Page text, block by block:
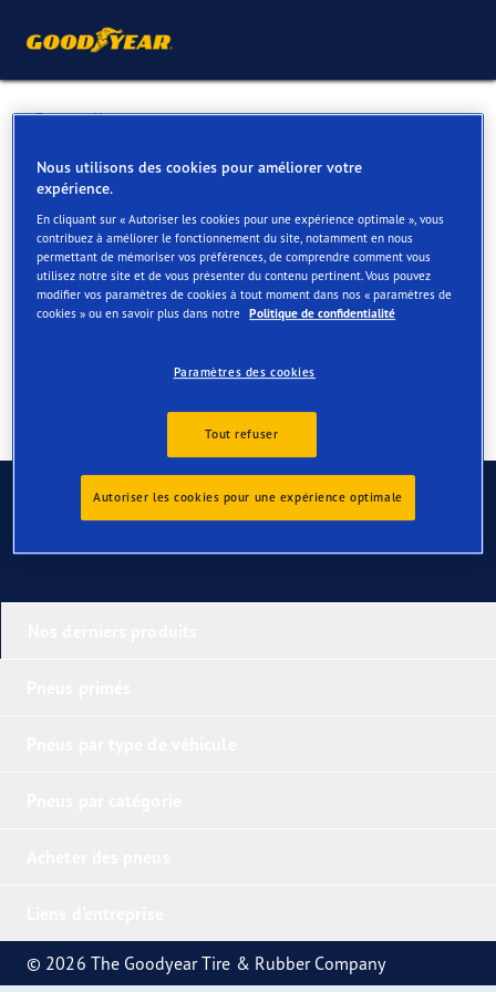
Retour liste
AUTO 5 (00529)
Services disponibles en ligne et en magasin
Contact Services
Contactez-nous
© 2026 The Goodyear Tire & Rubber Company
Nous utilisons des cookies pour améliorer votre
expérience.
En cliquant sur « Autoriser les cookies pour une expérience optimale », vous
contribuez à améliorer le fonctionnement du site, notamment en nous
permettant de mémoriser vos préférences, de comprendre comment vous
utilisez notre site et de vous présenter du contenu pertinent. Vous pouvez
modifier vos paramètres de cookies à tout moment dans nos « paramètres de
cookies » ou en savoir plus dans notre Politique de confidentialité
Paramètres des cookies
Tout refuser
Autoriser les cookies pour une expérience optimale